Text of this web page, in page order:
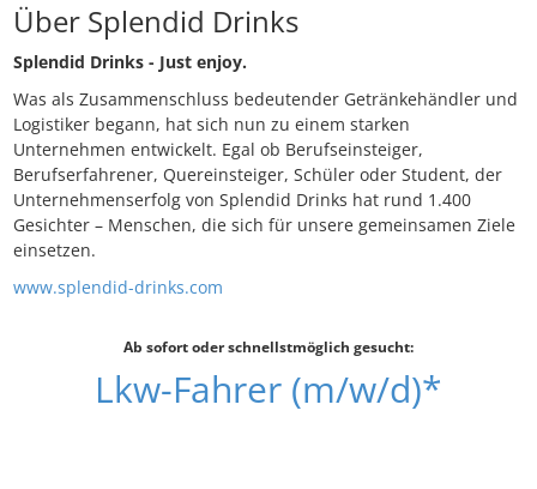
Über Splendid Drinks
Splendid Drinks - Just enjoy.
Was als Zusammenschluss bedeutender Getränkehändler und
Logistiker begann, hat sich nun zu einem starken
Unternehmen entwickelt. Egal ob Berufseinsteiger,
Berufserfahrener, Quereinsteiger, Schüler oder Student, der
Unternehmenserfolg von Splendid Drinks hat rund 1.400
Gesichter – Menschen, die sich für unsere gemeinsamen Ziele
einsetzen.
www.splendid-drinks.com
Ab sofort oder schnellstmöglich gesucht:
Lkw-Fahrer (m/w/d)*